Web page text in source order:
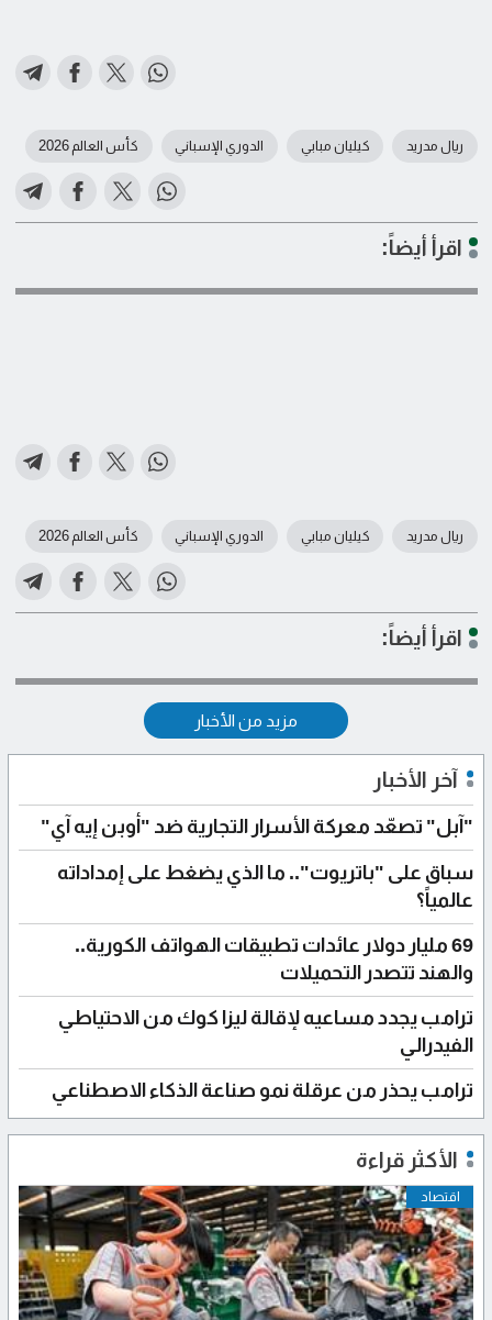
ريال مدريد كيليان مبابي الدوري الإسباني كأس العالم 2026
اقرأ أيضاً:
ريال مدريد كيليان مبابي الدوري الإسباني كأس العالم 2026
اقرأ أيضاً:
مزيد من الأخبار
آخر الأخبار
"آبل" تصعّد معركة الأسرار التجارية ضد "أوبن إيه آي"
سباق على "باتريوت".. ما الذي يضغط على إمداداته
عالمياً؟
69 مليار دولار عائدات تطبيقات الهواتف الكورية..
والهند تتصدر التحميلات
ترامب يجدد مساعيه لإقالة ليزا كوك من الاحتياطي
الفيدرالي
ترامب يحذر من عرقلة نمو صناعة الذكاء الاصطناعي
الأكثر قراءة
اقتصاد